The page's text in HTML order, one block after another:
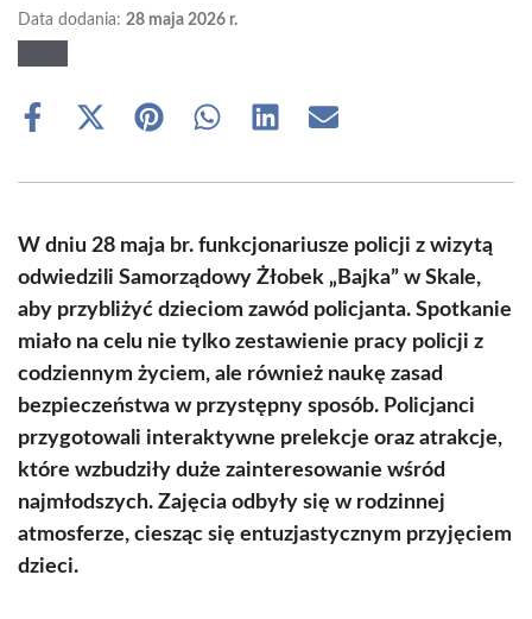
Data dodania: 28 maja 2026 r.
Share
Share
(Twitter)
Share Share Share Share
W dniu 28 maja br. funkcjonariusze policji z wizytą
odwiedzili Samorządowy Żłobek „Bajka” w Skale,
aby przybliżyć dzieciom zawód policjanta. Spotkanie
miało na celu nie tylko zestawienie pracy policji z
codziennym życiem, ale również naukę zasad
bezpieczeństwa w przystępny sposób. Policjanci
przygotowali interaktywne prelekcje oraz atrakcje,
które wzbudziły duże zainteresowanie wśród
najmłodszych. Zajęcia odbyły się w rodzinnej
atmosferze, ciesząc się entuzjastycznym przyjęciem
dzieci.